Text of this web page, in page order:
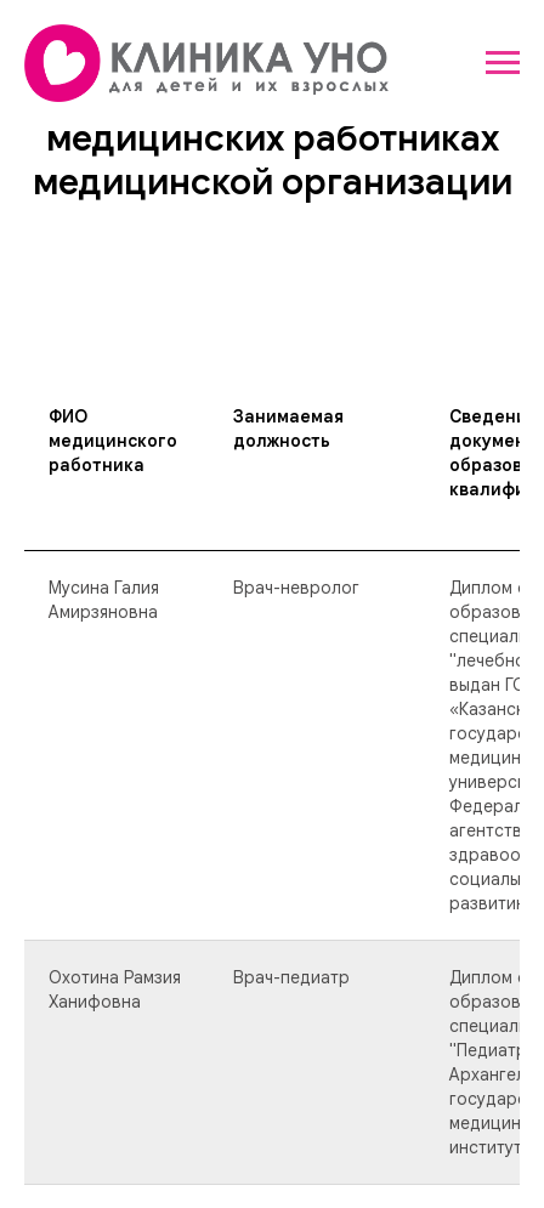
Информация о
медицинских работниках
медицинской организации
ФИО
медицинского
работника
Занимаемая
должность
Сведения
Мусина Галия
Амирзяновна
Врач-невролог
Диплом о
"лечебное
выдан ГОУ
«Казанский
агентства
развитию
Охотина Рамзия
Ханифовна
Врач-педиатр
Диплом о